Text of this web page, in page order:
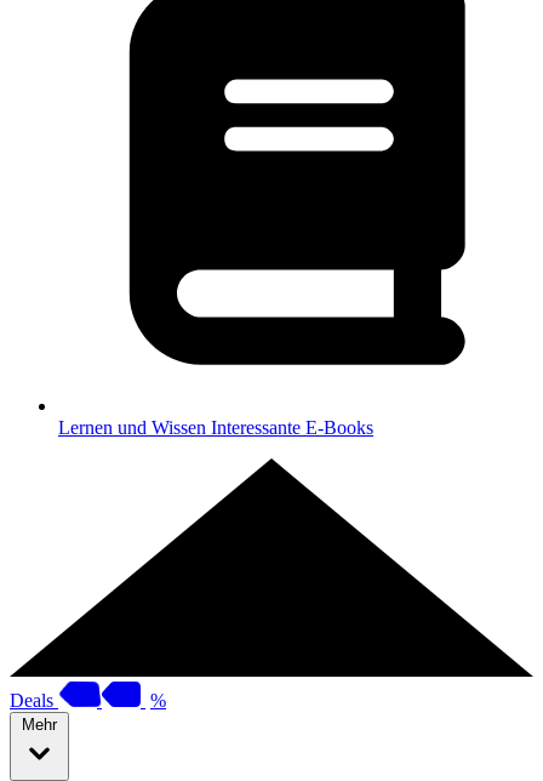
Lernen und Wissen Interessante E-Books
Deals %
Mehr